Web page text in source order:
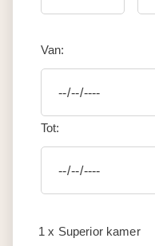
Van:
Tot:
1 x Superior kamer